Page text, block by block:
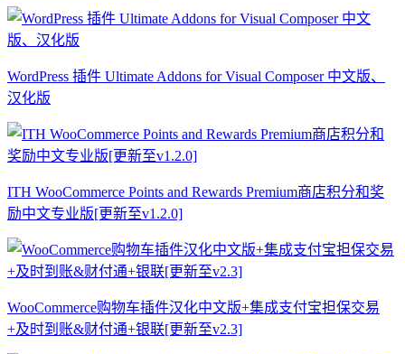
WordPress 插件 Ultimate Addons for Visual Composer 中文版、
汉化版
ITH WooCommerce Points and Rewards Premium商店积分和奖
励中文专业版[更新至v1.2.0]
WooCommerce购物车插件汉化中文版+集成支付宝担保交易
+及时到账&财付通+银联[更新至v2.3]